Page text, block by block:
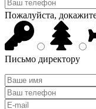
Пожалуйста,
Письмо директору